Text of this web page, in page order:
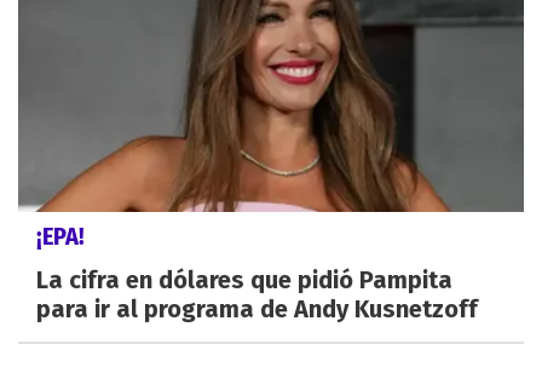
¡EPA!
La cifra en dólares que pidió Pampita
para ir al programa de Andy Kusnetzoff